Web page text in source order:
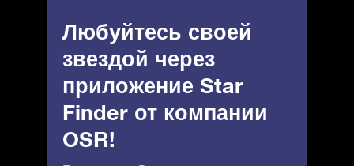
Любуйтесь своей
звездой через
приложение Star
Finder от компании
OSR!